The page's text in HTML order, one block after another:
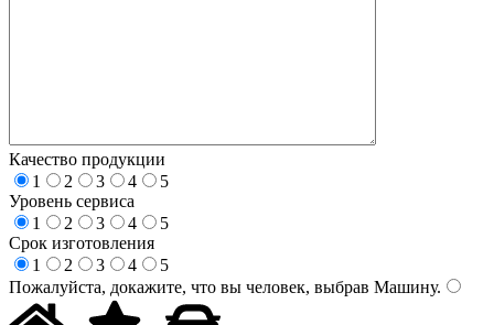
Качество продукции
1
2 3 4
5
Уровень сервиса
1
2 3 4
5
Срок изготовления
1
2 3 4
5
Пожалуйста, докажите, что вы человек, выбрав Машину.